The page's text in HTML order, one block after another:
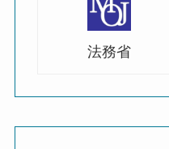
法務省